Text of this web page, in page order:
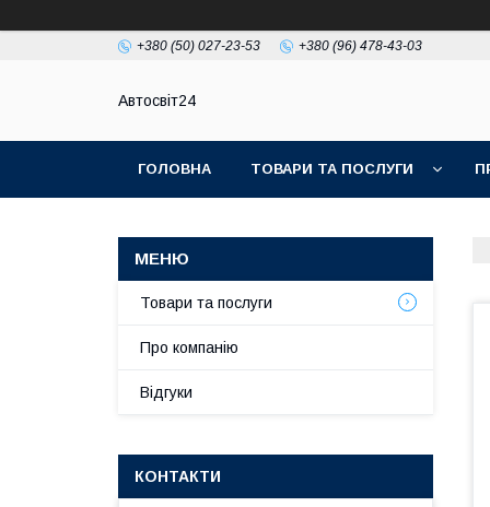
+380 (50) 027-23-53 +380 (96) 478-43-03
Автосвіт24
ГОЛОВНА ТОВАРИ ТА ПОСЛУГИ
Товари та послуги
Про компанію
Відгуки
КОНТАКТИ